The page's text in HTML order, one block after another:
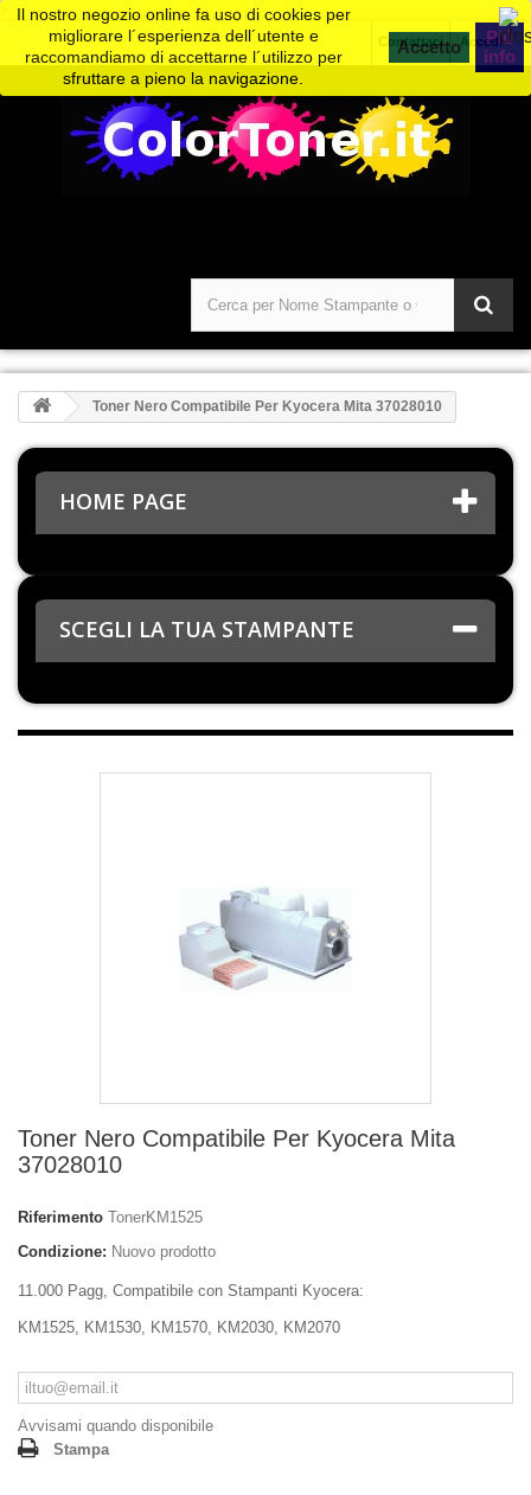
Accedi
Contattaci
Il nostro negozio online fa uso di cookies per
migliorare l´esperienza dell´utente e
raccomandiamo di accettarne l´utilizzo per
sfruttare a pieno la navigazione.
Piú
info
Toner Nero Compatibile Per Kyocera Mita 37028010
HOME PAGE
SCEGLI LA TUA STAMPANTE
Toner Nero Compatibile Per Kyocera Mita
37028010
Riferimento TonerKM1525
Condizione: Nuovo prodotto
11.000 Pagg, Compatibile con Stampanti Kyocera:
KM1525, KM1530, KM1570, KM2030, KM2070
Avvisami quando disponibile
Stampa